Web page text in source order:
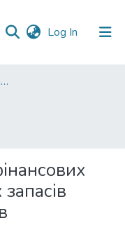
Log In (current)
Факультет обліку та фінансів